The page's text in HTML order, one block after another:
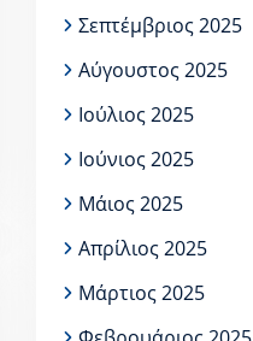
Σεπτέμβριος 2025
Αύγουστος 2025
Ιούλιος 2025
Ιούνιος 2025
Μάιος 2025
Απρίλιος 2025
Μάρτιος 2025